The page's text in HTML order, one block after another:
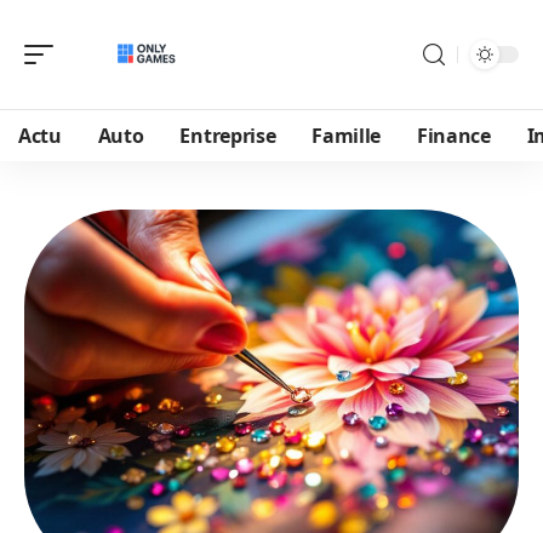
Actu Auto Entreprise Famille Finance